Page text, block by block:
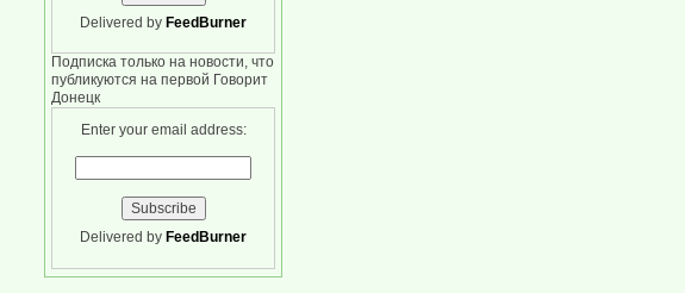
Delivered by FeedBurner
Подписка только на новости, что
публикуются на первой Говорит
Донецк
Enter your email address:
Delivered by FeedBurner